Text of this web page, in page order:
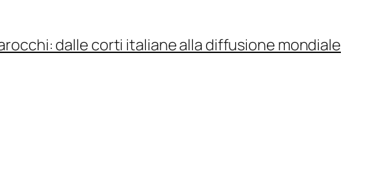
dalle corti italiane alla diffusione mondiale